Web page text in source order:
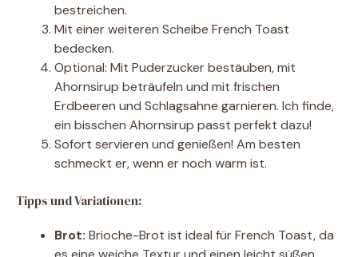
bestreichen.
Mit einer weiteren Scheibe French Toast
bedecken.
Optional: Mit Puderzucker bestäuben, mit
Ahornsirup beträufeln und mit frischen
Erdbeeren und Schlagsahne garnieren. Ich finde,
ein bisschen Ahornsirup passt perfekt dazu!
Sofort servieren und genießen! Am besten
schmeckt er, wenn er noch warm ist.
Tipps und Variationen:
Brot: Brioche-Brot ist ideal für French Toast, da